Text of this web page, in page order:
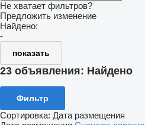
Не хватает фильтров?
Предложить изменение
Найдено:
-
показать
23 объявления: Найдено
Фильтр
Сортировка: Дата размещения